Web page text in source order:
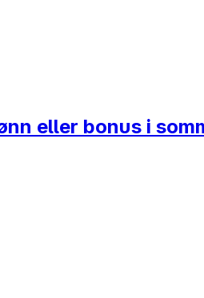
eller bonus i